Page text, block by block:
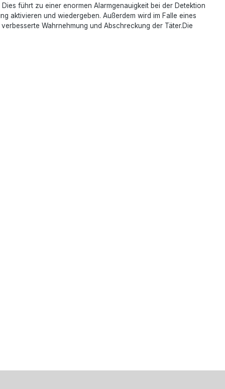
führt zu einer enormen Alarmgenauigkeit bei der Detektion
aktivieren und wiedergeben. Außerdem wird im Falle eines
Wahrnehmung und Abschreckung der Täter.Die